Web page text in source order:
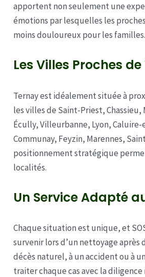
apportent non seulement une
émotions par lesquelles les
moins douloureux pour les familles.
Les Villes Proches
Ternay est idéalement située à
les villes de Saint-Priest,
Écully, Villeurbanne, Lyon,
Communay, Feyzin, Marennes,
positionnement stratégique
localités.
Un Service Adapté
Chaque situation est unique, et
survenir lors d’un nettoyage après
décès naturel, à un accident ou à
traiter chaque cas avec la